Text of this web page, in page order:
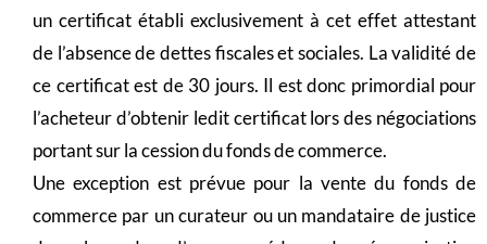
un certificat établi exclusivement à cet effet attestant
de l’absence de dettes fiscales et sociales. La validité de
ce certificat est de 30 jours. Il est donc primordial pour
l’acheteur d’obtenir ledit certificat lors des négociations
portant sur la cession du fonds de commerce.
Une exception est prévue pour la vente du fonds de
commerce par un curateur ou un mandataire de justice